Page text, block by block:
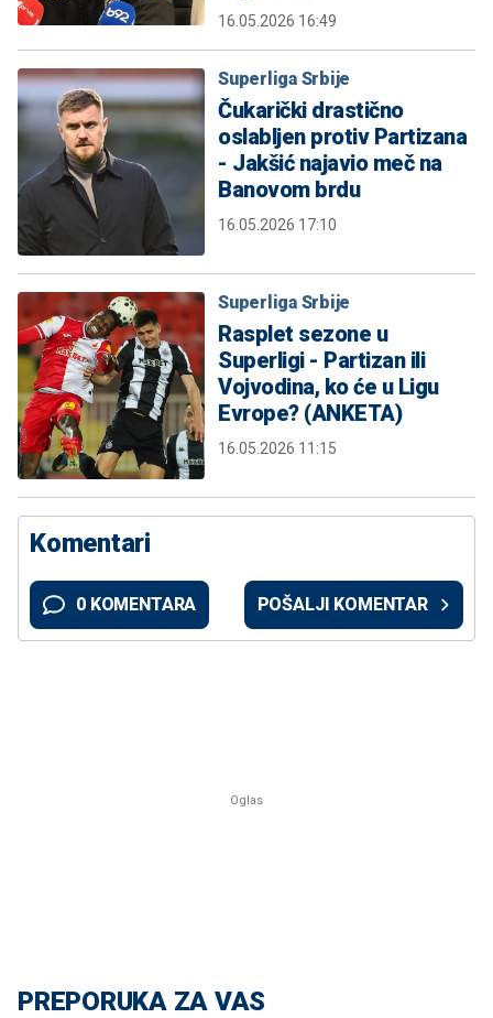
16.05.2026 16:49
Superliga Srbije
Čukarički drastično
oslabljen protiv Partizana
- Jakšić najavio meč na
Banovom brdu
16.05.2026 17:10
Superliga Srbije
Rasplet sezone u
Superligi - Partizan ili
Vojvodina, ko će u Ligu
Evrope? (ANKETA)
16.05.2026 11:15
Komentari
0 KOMENTARA POŠALJI KOMENTAR
PREPORUKA ZA VAS